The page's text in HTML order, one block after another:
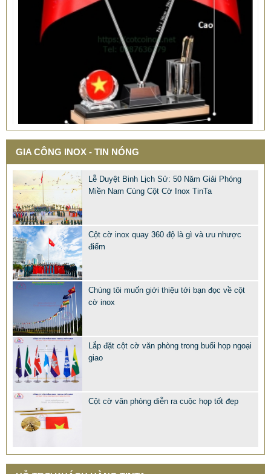
QUÀ TẶNG Ý NGHĨA CHO SẾP – ĐỘC LẠ, SANG TRỌNG -
CỜ ĐỂ BÀN & HỘP BÚT CAO CẤP
2.986.860 VNĐ
Mẫu: QUA TANG Y NGHIA CHO SEP
MẪU XE ĐẨY INOX ĐẸP GIÁ RẺ - XE ĐẨY HÀNH LÝ SÂN
9.577.900 VNĐ9.757.900 VNĐ
GIA CÔNG INOX - TIN NÓNG
Lễ Duyệt Binh Lịch Sử: 50 Năm Giải Phóng
Miền Nam Cùng Cột Cờ Inox TinTa
Cột cờ inox quay 360 độ là gì và ưu nhược
điểm
Chúng tôi muốn giới thiệu tới bạn đọc về cột
cờ inox
Lắp đặt cột cờ văn phòng trong buổi họp ngoại
giao
Cột cờ văn phòng diễn ra cuộc họp tốt đẹp